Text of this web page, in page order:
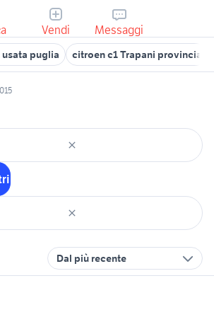
Vendi Messaggi
puglia citroen c1 Trapani provincia
Dal più recente